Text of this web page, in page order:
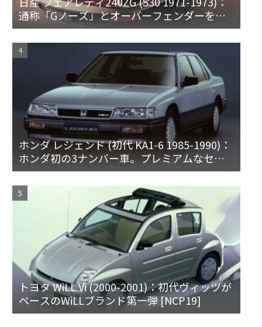
通称「Gノーズ」とオーバーフェンダーを装
備した特別なZ
ホンダ レジェンド (初代 KA1-6 1985-1990)：
ホンダ初の3ナンバー車。プレミアムなセダ
ンとハードトップ
トヨタ WiLL Vi (2000-2001)：初代ヴィッツが
ベースのWiLLブランド第一弾 [NCP19]